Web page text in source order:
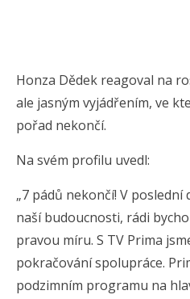
Honza Dědek reagoval na
ale jasným vyjádřením, ve
pořad nekončí.
Na svém profilu uvedl:
„7 pádů nekončí! V poslední
naší budoucnosti, rádi
pravou míru. S TV Prima
pokračování spolupráce.
podzimním programu na